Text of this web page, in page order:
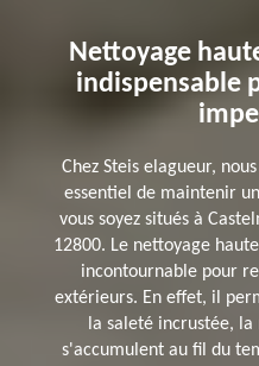
Nettoyage
indispensable
Chez Steis elagueur,
essentiel de maintenir
vous soyez situés à
12800. Le nettoyage
incontournable pour
extérieurs. En effet, il
la saleté incrustée,
s'accumulent au fil du